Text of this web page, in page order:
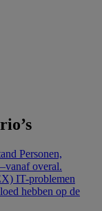
Personen,
overal.
IT-problemen
hebben op de